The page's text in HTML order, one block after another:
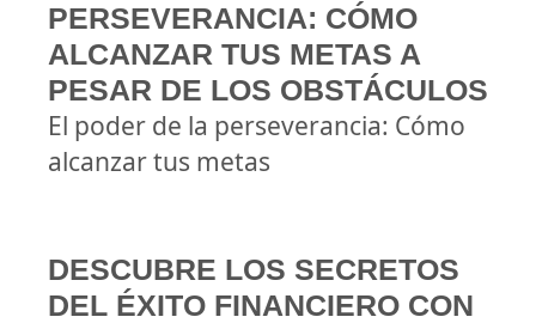
PERSEVERANCIA: CÓMO
ALCANZAR TUS METAS A
PESAR DE LOS OBSTÁCULOS
El poder de la perseverancia: Cómo
alcanzar tus metas
DESCUBRE LOS SECRETOS
DEL ÉXITO FINANCIERO CON